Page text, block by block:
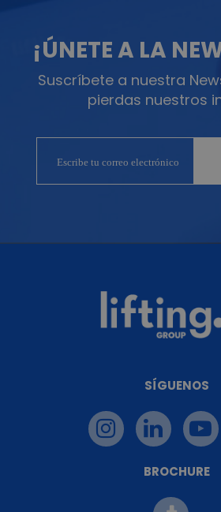
¡ÚNETE A LA
Suscríbete a nuestra
pierdas nuestros
SÍGUENOS
BROCHURE